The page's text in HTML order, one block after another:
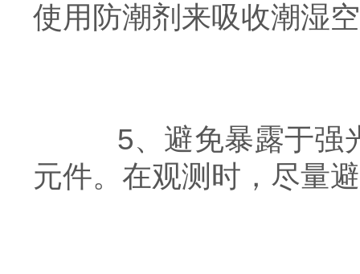
使用防潮剂来吸收潮湿
5、避免暴露于强光
元件。在观测时，尽量